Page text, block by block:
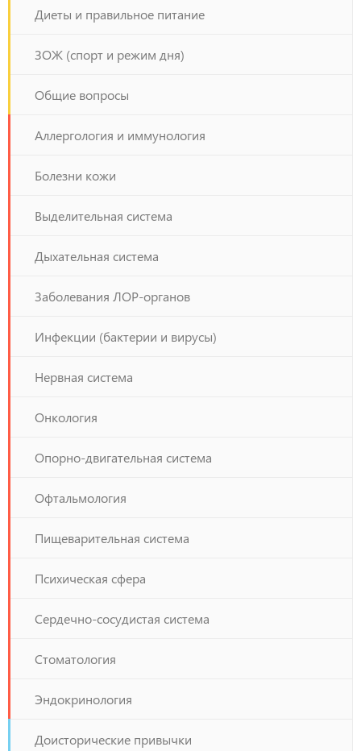
Диеты и правильное питание
ЗОЖ (спорт и режим дня)
Общие вопросы
Аллергология и иммунология
Болезни кожи
Выделительная система
Дыхательная система
Заболевания ЛОР-органов
Инфекции (бактерии и вирусы)
Нервная система
Онкология
Опорно-двигательная система
Офтальмология
Пищеварительная система
Психическая сфера
Сердечно-сосудистая система
Стоматология
Эндокринология
Доисторические привычки